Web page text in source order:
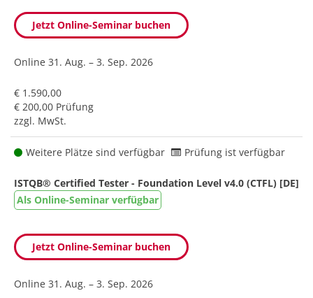
Jetzt Online-Seminar buchen
Online 31. Aug. – 3. Sep. 2026
€ 1.590,00
€ 200,00 Prüfung
zzgl. MwSt.
Weitere Plätze sind verfügbar Prüfung ist verfügbar
ISTQB® Certified Tester - Foundation Level v4.0 (CTFL) [DE]
Als Online-Seminar verfügbar
Jetzt Online-Seminar buchen
Online 31. Aug. – 3. Sep. 2026